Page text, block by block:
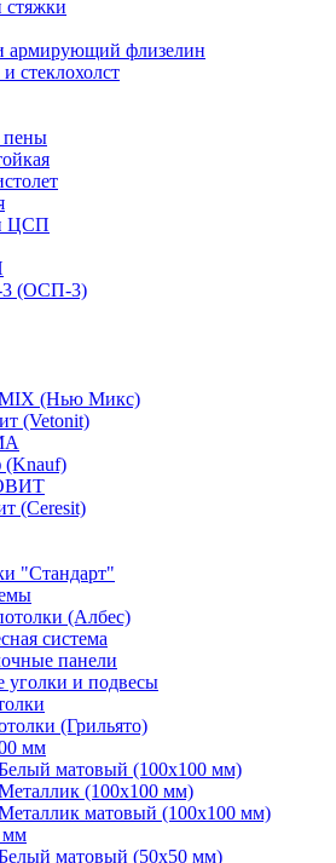
армирующий флизелин
стеклохолст
пены
ЦСП
3 (ОСП-3)
(Нью Микс)
(Vetonit)
(Knauf)
(Ceresit)
"Стандарт"
(Албес)
система
панели
уголки и подвесы
(Грильято)
мм
матовый (100х100 мм)
(100х100 мм)
матовый (100х100 мм)
мм
матовый (50х50 мм)